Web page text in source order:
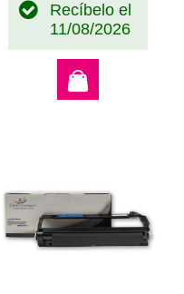
Recíbelo el
11/08/2026